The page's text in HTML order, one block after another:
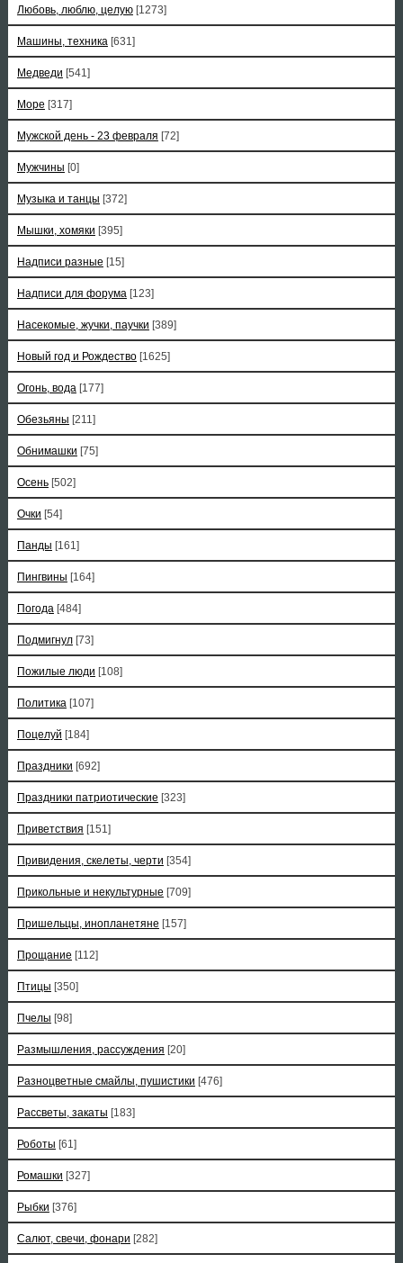
Любовь, люблю, целую [1273]
Машины, техника [631]
Медведи [541]
Море [317]
Мужской день - 23 февраля [72]
Мужчины [0]
Музыка и танцы [372]
Мышки, хомяки [395]
Надписи разные [15]
Надписи для форума [123]
Насекомые, жучки, паучки [389]
Новый год и Рождество [1625]
Огонь, вода [177]
Обезьяны [211]
Обнимашки [75]
Осень [502]
Очки [54]
Панды [161]
Пингвины [164]
Погода [484]
Подмигнул [73]
Пожилые люди [108]
Политика [107]
Поцелуй [184]
Праздники [692]
Праздники патриотические [323]
Приветствия [151]
Привидения, скелеты, черти [354]
Прикольные и некультурные [709]
Пришельцы, инопланетяне [157]
Прощание [112]
Птицы [350]
Пчелы [98]
Размышления, рассуждения [20]
Разноцветные смайлы, пушистики [476]
Рассветы, закаты [183]
Роботы [61]
Ромашки [327]
Рыбки [376]
Салют, свечи, фонари [282]